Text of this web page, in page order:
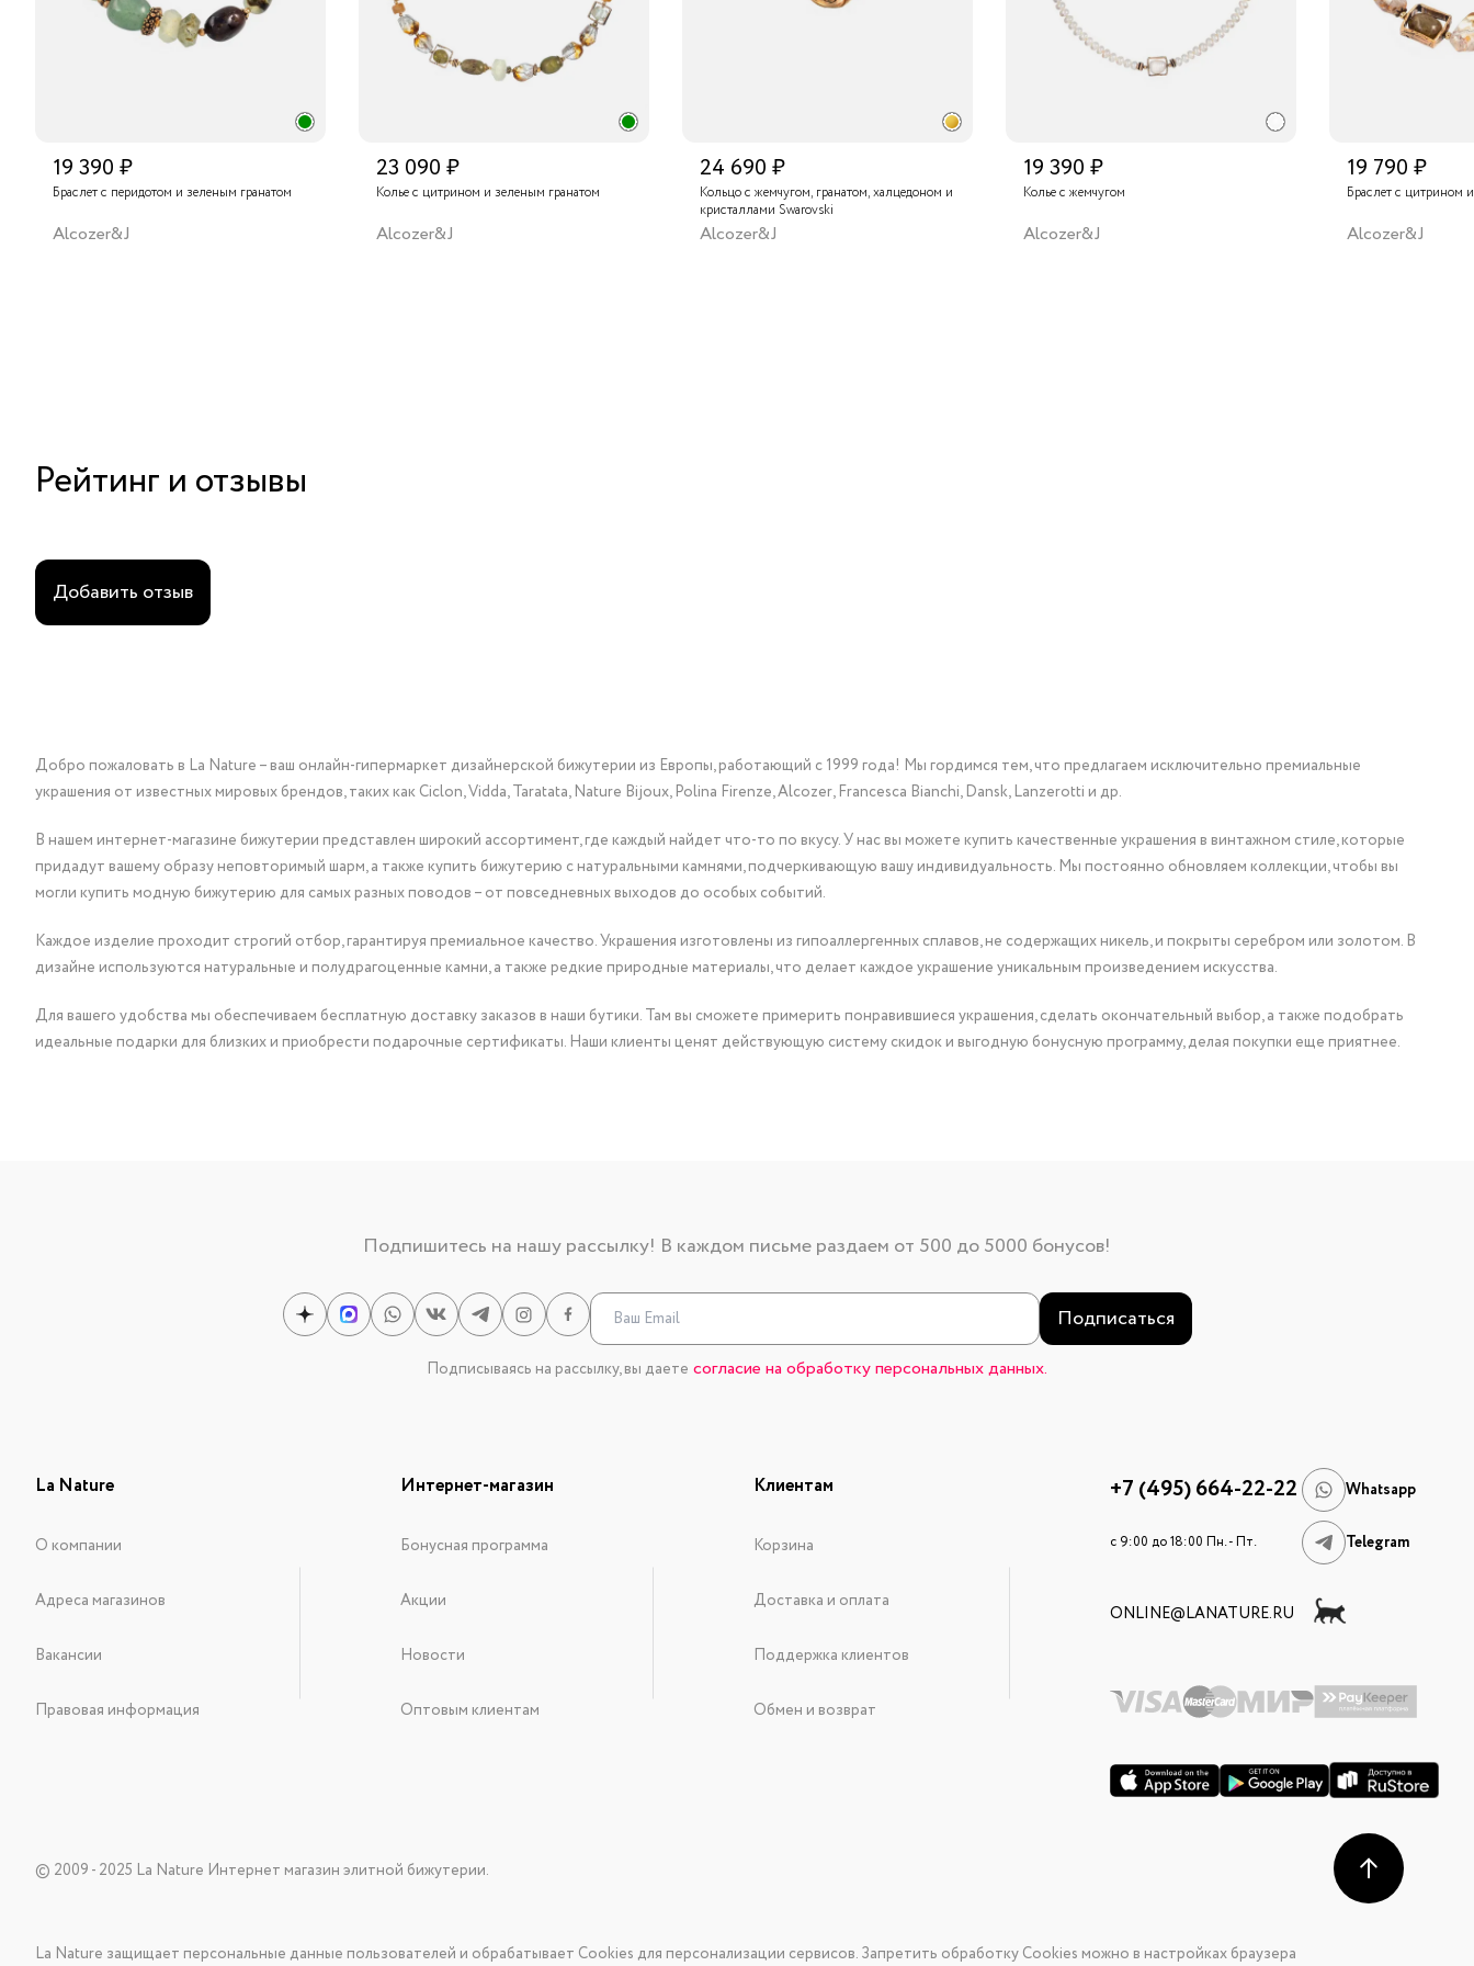
19 390 ₽
Браслет с перидотом и зеленым гранатом
Alcozer&J
23 090 ₽
Колье с цитрином и зеленым гранатом
Alcozer&J
24 690 ₽
Кольцо с жемчугом, гранатом, халцедоном и
кристаллами Swarovski
Alcozer&J
19 390 ₽
Колье с жемчугом
Alcozer&J
19 790 ₽
Браслет с цитрином
Alcozer&J
Рейтинг и отзывы
Добавить отзыв
Добро пожаловать в La Nature – ваш онлайн-гипермаркет дизайнерской бижутерии из Европы, работающий с 1999 года! Мы гордимся тем, что предлагаем исключительно премиальные
украшения от известных мировых брендов, таких как Ciclon, Vidda, Taratata, Nature Bijoux, Polina Firenze, Alcozer, Francesca Bianchi, Dansk, Lanzerotti и др.
В нашем интернет-магазине бижутерии представлен широкий ассортимент, где каждый найдет что-то по вкусу. У нас вы можете купить качественные украшения в винтажном стиле, которые
придадут вашему образу неповторимый шарм, а также купить бижутерию с натуральными камнями, подчеркивающую вашу индивидуальность. Мы постоянно обновляем коллекции, чтобы вы
могли купить модную бижутерию для самых разных поводов – от повседневных выходов до особых событий.
Каждое изделие проходит строгий отбор, гарантируя премиальное качество. Украшения изготовлены из гипоаллергенных сплавов, не содержащих никель, и покрыты серебром или золотом. В
дизайне используются натуральные и полудрагоценные камни, а также редкие природные материалы, что делает каждое украшение уникальным произведением искусства.
Для вашего удобства мы обеспечиваем бесплатную доставку заказов в наши бутики. Там вы сможете примерить понравившиеся украшения, сделать окончательный выбор, а также подобрать
идеальные подарки для близких и приобрести подарочные сертификаты. Наши клиенты ценят действующую систему скидок и выгодную бонусную программу, делая покупки еще приятнее.
Подпишитесь на нашу рассылку! В каждом письме раздаем от 500 до 5000 бонусов!
Подписаться
Подписываясь на рассылку, вы даете согласие на обработку персональных данных.
La Nature
О компании
Адреса магазинов
Вакансии
Правовая информация
Интернет-магазин
Бонусная программа
Акции
Новости
Оптовым клиентам
Клиентам
Корзина
Доставка и оплата
Поддержка клиентов
Обмен и возврат
+7 (495) 664-22-22 Whatsapp
c 9:00 до 18:00 Пн. - Пт. Telegram
ONLINE@LANATURE.RU
© 2009 - 2025 La Nature Интернет магазин элитной бижутерии.
La Nature защищает персональные данные пользователей и обрабатывает Cookies для персонализации сервисов. Запретить обработку Cookies можно в настройках браузера